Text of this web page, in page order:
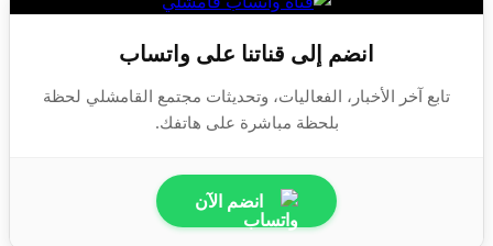
انضم إلى قناتنا على واتساب
تابع آخر الأخبار، الفعاليات، وتحديثات مجتمع القامشلي لحظة
بلحظة مباشرة على هاتفك.
انضم الآن